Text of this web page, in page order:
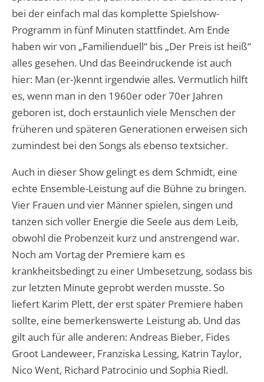
bei der einfach mal das komplette Spielshow-
Programm in fünf Minuten stattfindet. Am Ende
haben wir von „Familienduell“ bis „Der Preis ist heiß“
alles gesehen. Und das Beeindruckende ist auch
hier: Man (er-)kennt irgendwie alles. Vermutlich hilft
es, wenn man in den 1960er oder 70er Jahren
geboren ist, doch erstaunlich viele Menschen der
früheren und späteren Generationen erweisen sich
zumindest bei den Songs als ebenso textsicher.
Auch in dieser Show gelingt es dem Schmidt, eine
echte Ensemble-Leistung auf die Bühne zu bringen.
Vier Frauen und vier Männer spielen, singen und
tanzen sich voller Energie die Seele aus dem Leib,
obwohl die Probenzeit kurz und anstrengend war.
Noch am Vortag der Premiere kam es
krankheitsbedingt zu einer Umbesetzung, sodass bis
zur letzten Minute geprobt werden musste. So
liefert Karim Plett, der erst später Premiere haben
sollte, eine bemerkenswerte Leistung ab. Und das
gilt auch für alle anderen: Andreas Bieber, Fides
Groot Landeweer, Franziska Lessing, Katrin Taylor,
Nico Went, Richard Patrocinio und Sophia Riedl.